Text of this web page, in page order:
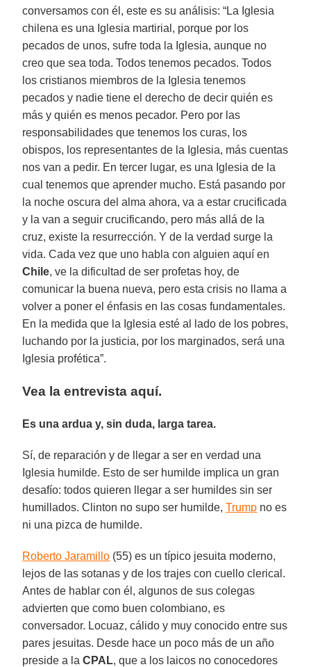
conversamos con él, este es su análisis: “La Iglesia
chilena es una Iglesia martirial, porque por los
pecados de unos, sufre toda la Iglesia, aunque no
creo que sea toda. Todos tenemos pecados. Todos
los cristianos miembros de la Iglesia tenemos
pecados y nadie tiene el derecho de decir quién es
más y quién es menos pecador. Pero por las
responsabilidades que tenemos los curas, los
obispos, los representantes de la Iglesia, más cuentas
nos van a pedir. En tercer lugar, es una Iglesia de la
cual tenemos que aprender mucho. Está pasando por
la noche oscura del alma ahora, va a estar crucificada
y la van a seguir crucificando, pero más allá de la
cruz, existe la resurrección. Y de la verdad surge la
vida. Cada vez que uno habla con alguien aquí en
Chile, ve la dificultad de ser profetas hoy, de
comunicar la buena nueva, pero esta crisis no llama a
volver a poner el énfasis en las cosas fundamentales.
En la medida que la Iglesia esté al lado de los pobres,
luchando por la justicia, por los marginados, será una
Iglesia profética”.
Vea la entrevista aquí.
Es una ardua y, sin duda, larga tarea.
Sí, de reparación y de llegar a ser en verdad una
Iglesia humilde. Esto de ser humilde implica un gran
desafío: todos quieren llegar a ser humildes sin ser
humillados. Clinton no supo ser humilde,Trump no es
ni una pizca de humilde.
Roberto Jaramillo (55) es un típico jesuita moderno,
lejos de las sotanas y de los trajes con cuello clerical.
Antes de hablar con él, algunos de sus colegas
advierten que como buen colombiano, es
conversador. Locuaz, cálido y muy conocido entre sus
pares jesuitas. Desde hace un poco más de un año
preside a laCPAL, que a los laicos no conocedores